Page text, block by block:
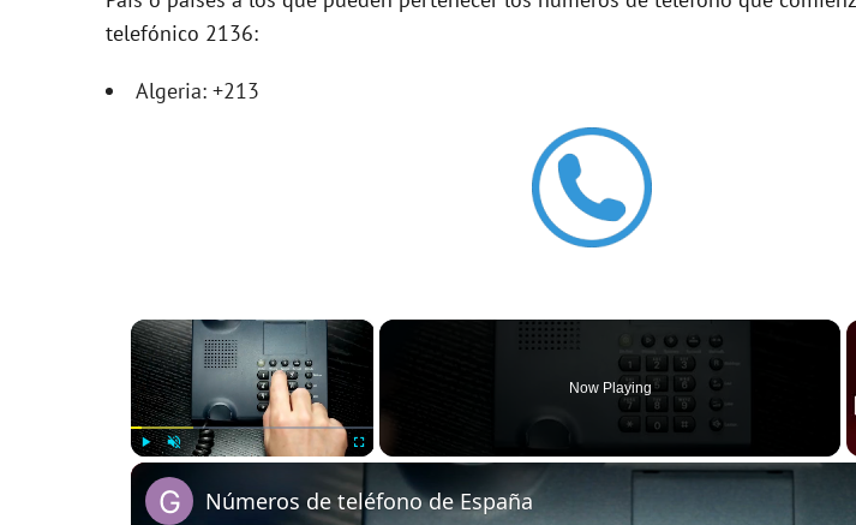
telefónico 2136:
Algeria: +213
×
Now Playing
Números de teléfono de España